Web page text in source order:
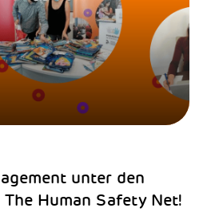
unter den
Human Safety Net!